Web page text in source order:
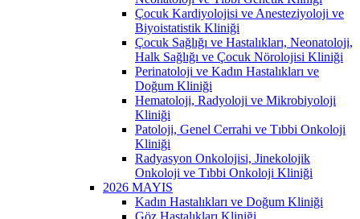
Çocuk Kardiyolojisi ve Anesteziyoloji ve
Biyoistatistik Kliniği
Çocuk Sağlığı ve Hastalıkları, Neonatoloji,
Halk Sağlığı ve Çocuk Nörolojisi Kliniği
Perinatoloji ve Kadın Hastalıkları ve
Doğum Kliniği
Hematoloji, Radyoloji ve Mikrobiyoloji
Kliniği
Patoloji, Genel Cerrahi ve Tıbbi Onkoloji
Kliniği
Radyasyon Onkolojisi, Jinekolojik
Onkoloji ve Tıbbi Onkoloji Kliniği
2026 MAYIS
Kadın Hastalıkları ve Doğum Kliniği
Göz Hastalıkları Kliniği